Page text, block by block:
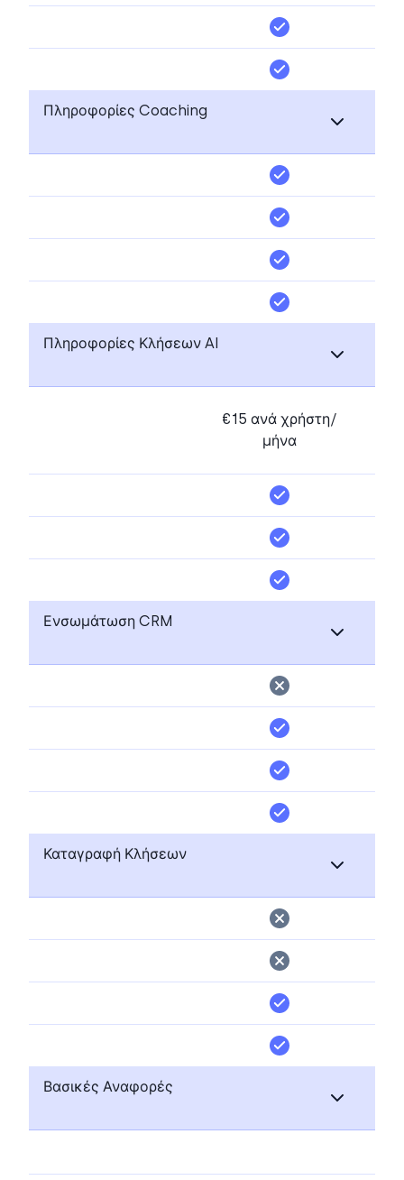
Πληροφορίες Coaching
Πληροφορίες Κλήσεων AI
€15 ανά χρήστη/
μήνα
Ενσωμάτωση CRM
Καταγραφή Κλήσεων
Βασικές Αναφορές